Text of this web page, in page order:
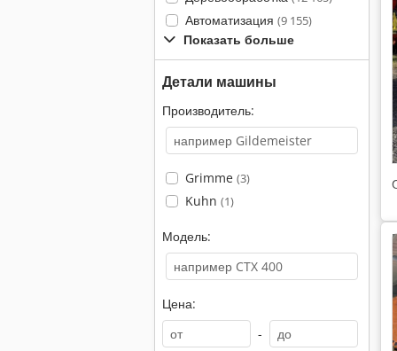
Автоматизация (9 155)
Показать больше
Детали машины
Производитель:
Grimme (3)
Kuhn (1)
Модель:
Цена:
-